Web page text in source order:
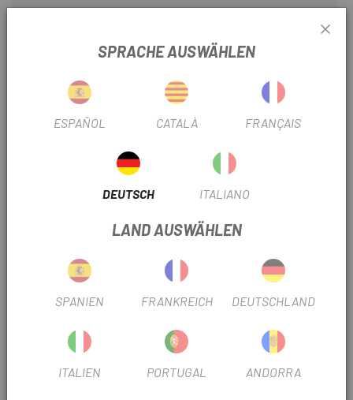
PRODUKTINFORMATION
Fahren ohne Grenzen
Ein von Orbea Mountainbikes inspirierter Rahmen und ein
Federungssystem bieten ein leistungsstarkes und sicheres
Fahrverhalten. Die leicht einstellbare Sitzposition
gewährleistet control und Komfort für jeden Fahrer.
mm-Vorderradfederung sorgt für Komfort und control auf
SPRACHE AUSWÄHLEN
ESPAÑOL CATALÀ FRANÇAIS
DEUTSCH ITALIANO
LAND AUSWÄHLEN
SPANIEN FRANKREICH DEUTSCHLAND
ITALIEN PORTUGAL ANDORRA